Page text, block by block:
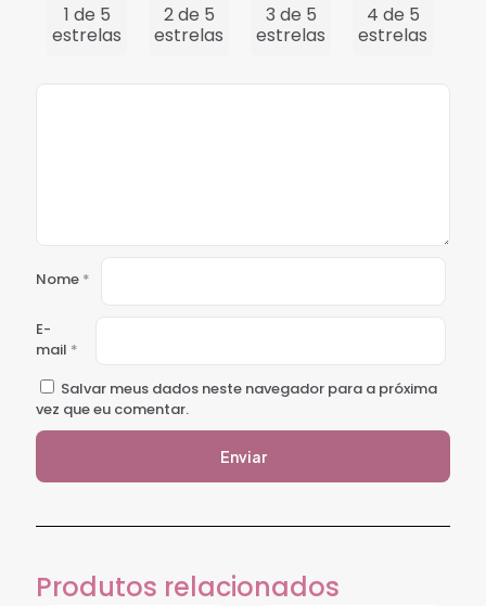
1 de 5
estrelas
2 de 5
estrelas
3 de 5
estrelas
4 de 5
estrelas
Nome *
E-
mail *
Salvar meus dados neste navegador para a próxima
vez que eu comentar.
Produtos relacionados